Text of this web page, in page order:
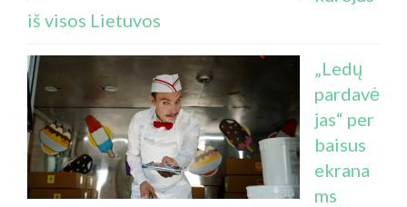
iš visos Lietuvos
„Ledų
pardavė
jas“ per
baisus
ekrana
ms